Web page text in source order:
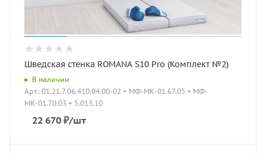
Шведская стенка ROMANA S10 Pro (Комплект №2)
В наличии
Арт.: 01.21.7.06.410.04.00-02 + МФ-МК-01.67.05 + МФ-
МК-01.70.03 + 5.013.10
22 670 ₽/шт